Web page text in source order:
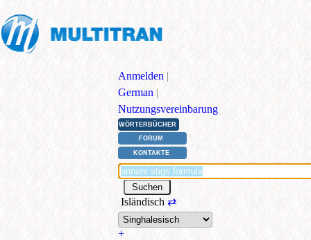
Anmelden |
German |
Nutzungsvereinbarung
WÖRTERBÜCHER
FORUM
KONTAKTE
Isländisch⇄
+